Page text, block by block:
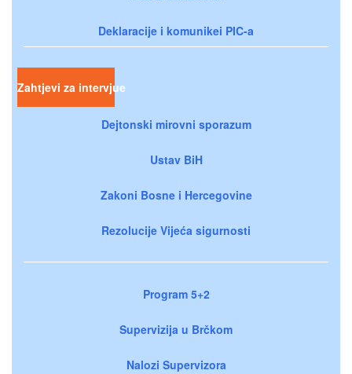
Deklaracije i komunikei PIC-a
Zahtjevi za intervjue
Dejtonski mirovni sporazum
Ustav BiH
Zakoni Bosne i Hercegovine
Rezolucije Vijeća sigurnosti
Program 5+2
Supervizija u Brčkom
Nalozi Supervizora